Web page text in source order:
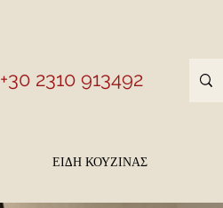
+30 2310 913492
ΕΙΔΗ ΚΟΥΖΙΝΑΣ